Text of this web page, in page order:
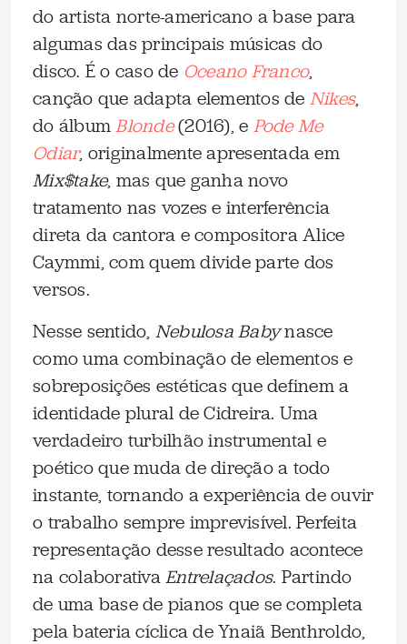
do artista norte-americano a base para
algumas das principais músicas do
disco. É o caso de Oceano Franco,
canção que adapta elementos de Nikes,
do álbumBlonde(2016), e Pode Me
Odiar, originalmente apresentada em
Mix$take, mas que ganha novo
tratamento nas vozes e interferência
direta da cantora e compositora Alice
Caymmi, com quem divide parte dos
versos.
Nesse sentido, Nebulosa Babynasce
como uma combinação de elementos e
sobreposições estéticas que definem a
identidade plural de Cidreira. Uma
verdadeiro turbilhão instrumental e
poético que muda de direção a todo
instante, tornando a experiência de ouvir
o trabalho sempre imprevisível. Perfeita
representação desse resultado acontece
na colaborativaEntrelaçados. Partindo
de uma base de pianos que se completa
pela bateria cíclica de Ynaiã Benthroldo,